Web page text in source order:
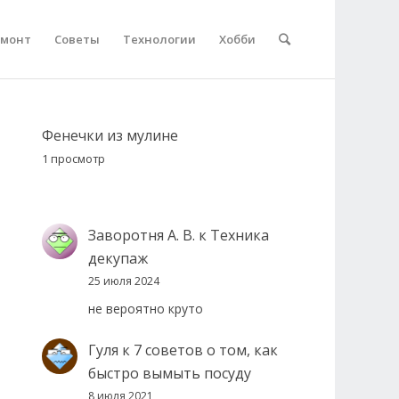
Советы Технологии Хобби
Фенечки из мулине
1 просмотр
Заворотня А. В. к Техника
декупаж
25 июля 2024
не вероятно круто
Гуля к 7 советов о том, как
быстро вымыть посуду
8 июля 2021